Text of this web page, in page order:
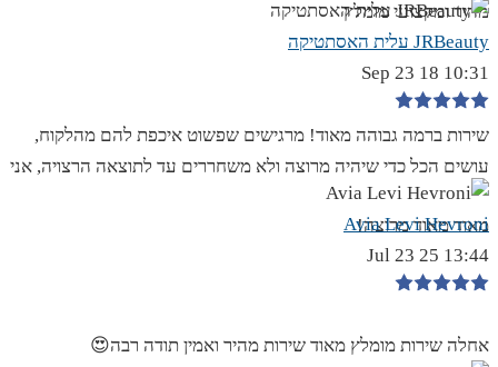
מהיר ומקצועי מומלץ
JRBeauty עלית האסתטיקה
10:31 18 Sep 23
שירות ברמה גבוהה מאוד! מרגישים שפשוט איכפת להם מהלקוח,
עושים הכל כדי שיהיה מרוצה ולא משחררים עד לתוצאה הרצויה, אני
מאוד מאוד מרוצה!
Avia Levi Hevroni
13:44 25 Jul 23
אחלה שירות מומלץ מאוד שירות מהיר ואמין תודה רבה😍